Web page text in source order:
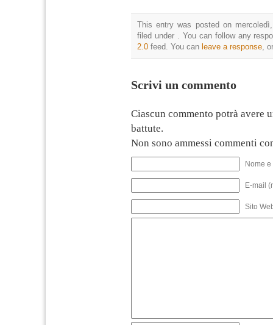
This entry was posted on
filed under . You can follow any
2.0 feed. You can leave a response,
Scrivi un commento
Ciascun commento potrà avere
battute.
Non sono ammessi commenti
Nome
E-mail
Sito